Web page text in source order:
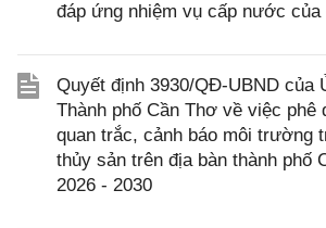
đáp ứng nhiệm vụ cấp nước của
Quyết định 3930/QĐ-UBND của
Thành phố Cần Thơ về việc phê
quan trắc, cảnh báo môi trường
thủy sản trên địa bàn thành phố
2026 - 2030